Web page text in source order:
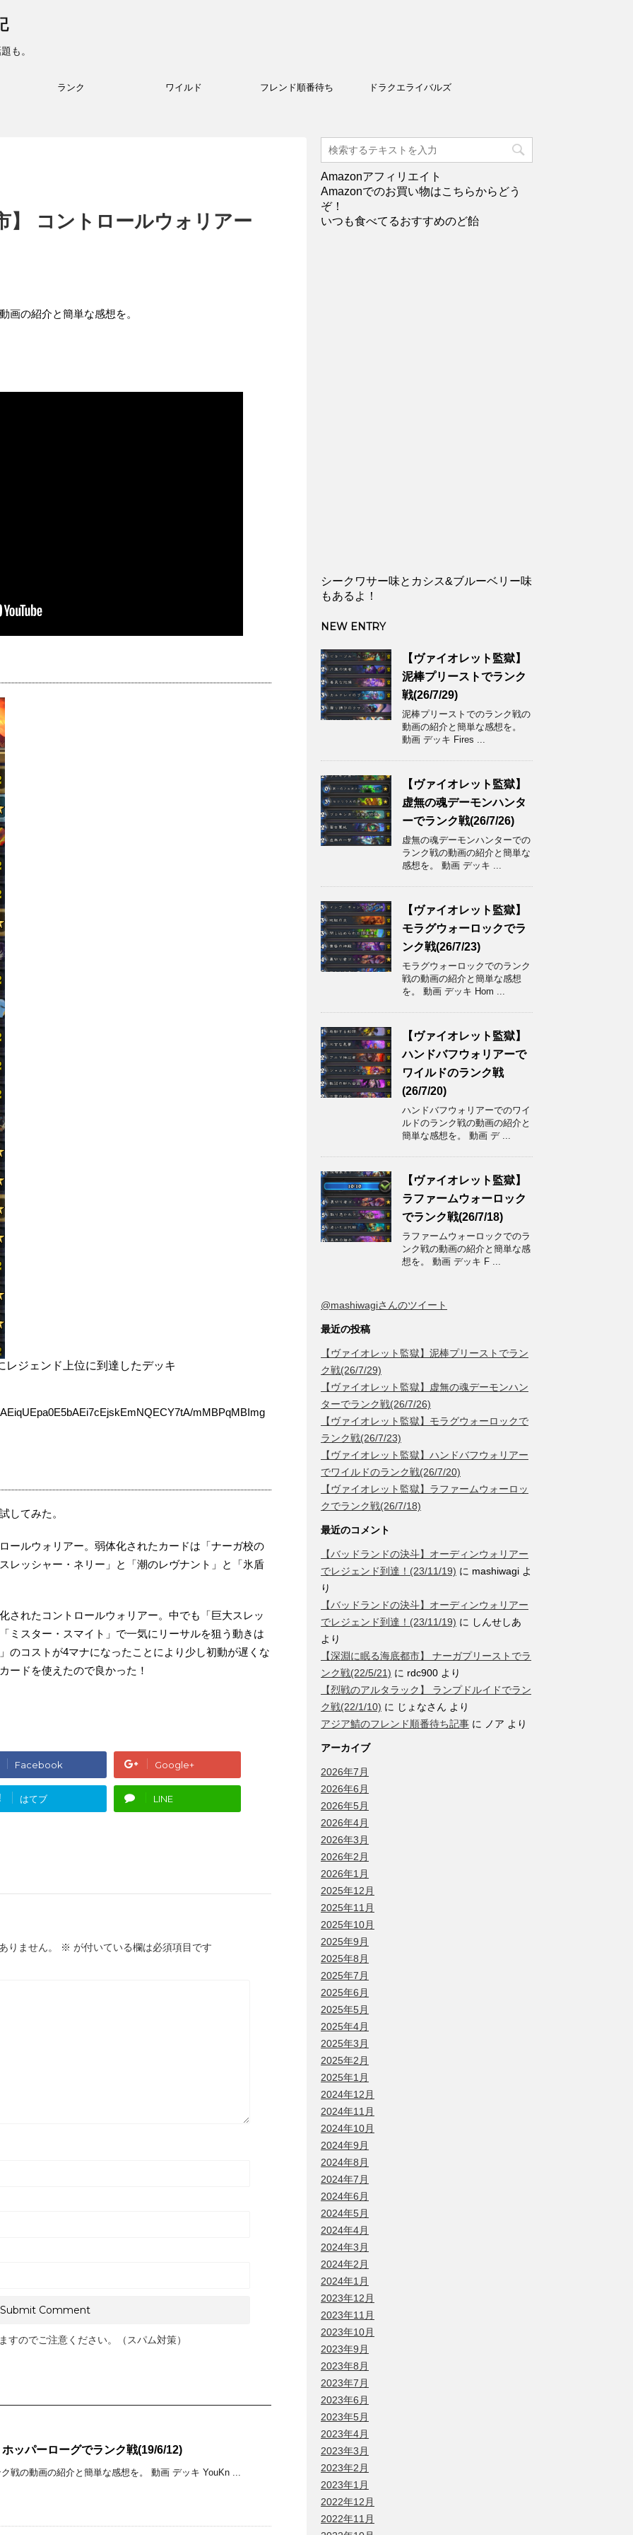
も。
ランク ワイルド フレンド順番待ち ドラクエライバルズ
】 コントロールウォリアー
画の紹介と簡単な感想を。
ジェンド上位に到達したデッキ
mMBPqMBImg
してみた。
ールウォリアー。弱体化されたカードは「ナーガ校の
レッシャー・ネリー」と「潮のレヴナント」と「氷盾
されたコントロールウォリアー。中でも「巨大スレッ
ミスター・スマイト」で一気にリーサルを狙う動きは
のコストが4マナになったことにより少し初動が遅くな
ードを使えたので良かった！
Facebook Google+
はてブ LINE
りません。 ※ が付いている欄は必須項目です
すのでご注意ください。（スパム対策）
ッパーローグでランク戦(19/6/12)
戦の動画の紹介と簡単な感想を。 動画 デッキ YouKn ...
Amazonアフィリエイト
Amazonでのお買い物はこちらからどう
ぞ！
いつも食べてるおすすめのど飴
シークワサー味とカシス&ブルーベリー味
もあるよ！
NEW ENTRY
【ヴァイオレット監獄】
泥棒プリーストでランク
戦(26/7/29)
泥棒プリーストでのランク戦の
動画の紹介と簡単な感想を。
動画 デッキ Fires ...
【ヴァイオレット監獄】
虚無の魂デーモンハンタ
ーでランク戦(26/7/26)
虚無の魂デーモンハンターでの
ランク戦の動画の紹介と簡単な
感想を。 動画 デッキ ...
【ヴァイオレット監獄】
モラグウォーロックでラ
ンク戦(26/7/23)
モラグウォーロックでのランク
戦の動画の紹介と簡単な感想
を。 動画 デッキ Hom ...
【ヴァイオレット監獄】
ハンドバフウォリアーで
ワイルドのランク戦
(26/7/20)
ハンドバフウォリアーでのワイ
ルドのランク戦の動画の紹介と
簡単な感想を。 動画 デ ...
【ヴァイオレット監獄】
ラファームウォーロック
でランク戦(26/7/18)
ラファームウォーロックでのラ
ンク戦の動画の紹介と簡単な感
想を。 動画 デッキ F ...
@mashiwagiさんのツイート
最近の投稿
【ヴァイオレット監獄】泥棒プリーストでラン
ク戦(26/7/29)
【ヴァイオレット監獄】虚無の魂デーモンハン
ターでランク戦(26/7/26)
【ヴァイオレット監獄】モラグウォーロックで
ランク戦(26/7/23)
【ヴァイオレット監獄】ハンドバフウォリアー
でワイルドのランク戦(26/7/20)
【ヴァイオレット監獄】ラファームウォーロッ
クでランク戦(26/7/18)
最近のコメント
【バッドランドの決斗】オーディンウォリアー
でレジェンド到達！(23/11/19) に mashiwagi よ
り
【バッドランドの決斗】オーディンウォリアー
でレジェンド到達！(23/11/19) に しんせしあ
より
【深淵に眠る海底都市】 ナーガプリーストでラ
ンク戦(22/5/21) に rdc900 より
【烈戦のアルタラック】 ランプドルイドでラン
ク戦(22/1/10) に じょなさん より
アジア鯖のフレンド順番待ち記事 に ノア より
アーカイブ
2026年7月
2026年6月
2026年5月
2026年4月
2026年3月
2026年2月
2026年1月
2025年12月
2025年11月
2025年10月
2025年9月
2025年8月
2025年7月
2025年6月
2025年5月
2025年4月
2025年3月
2025年2月
2025年1月
2024年12月
2024年11月
2024年10月
2024年9月
2024年8月
2024年7月
2024年6月
2024年5月
2024年4月
2024年3月
2024年2月
2024年1月
2023年12月
2023年11月
2023年10月
2023年9月
2023年8月
2023年7月
2023年6月
2023年5月
2023年4月
2023年3月
2023年2月
2023年1月
2022年12月
2022年11月